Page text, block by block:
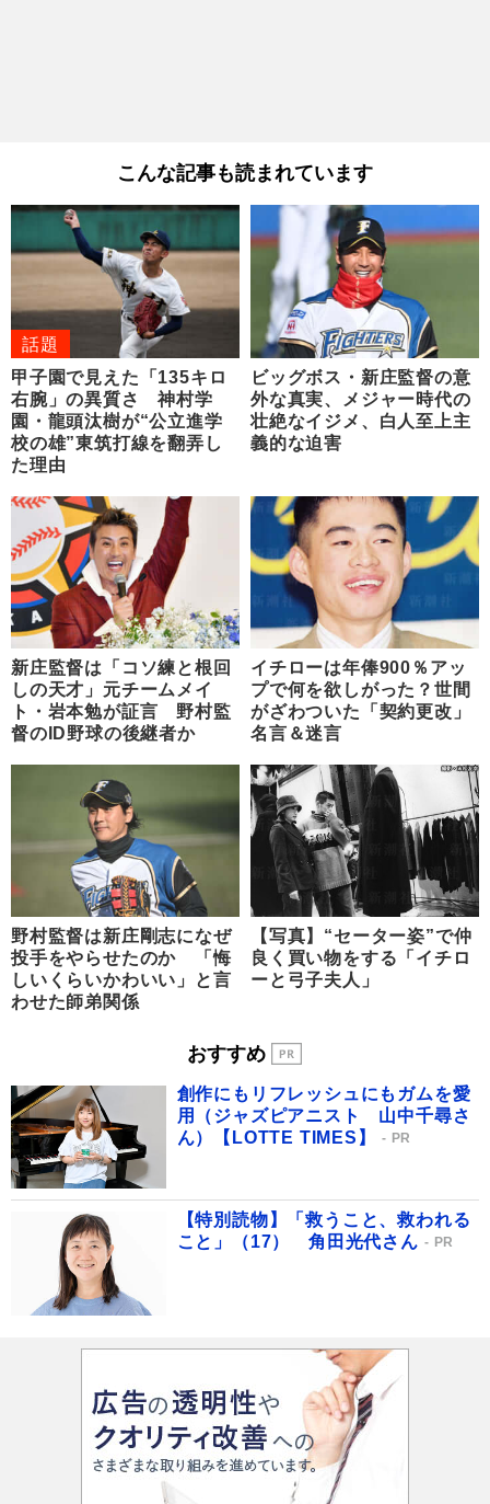
こんな記事も読まれています
話題
甲子園で見えた「135キロ
右腕」の異質さ 神村学
園・龍頭汰樹が“公立進学
校の雄”東筑打線を翻弄し
た理由
ビッグボス・新庄監督の意
外な真実、メジャー時代の
壮絶なイジメ、白人至上主
義的な迫害
新庄監督は「コソ練と根回
しの天才」元チームメイ
ト・岩本勉が証言 野村監
督のID野球の後継者か
イチローは年俸900％アッ
プで何を欲しがった？世間
がざわついた「契約更改」
名言＆迷言
野村監督は新庄剛志になぜ
投手をやらせたのか 「悔
しいくらいかわいい」と言
わせた師弟関係
【写真】“セーター姿”で仲
良く買い物をする「イチロ
ーと弓子夫人」
おすすめ
創作にもリフレッシュにもガムを愛
用（ジャズピアニスト 山中千尋さ
ん）【LOTTE TIMES】
PR
【特別読物】「救うこと、救われる
こと」（17） 角田光代さん
PR